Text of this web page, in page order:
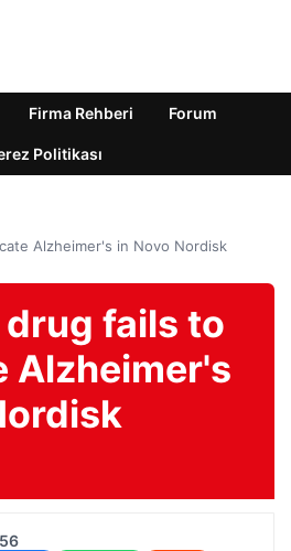
Firma Rehberi Forum
Politikası
Alzheimer's in Novo Nordisk
fails to
Alzheimer's